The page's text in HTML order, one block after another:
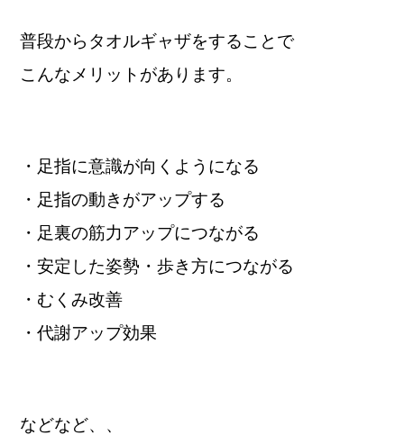
普段からタオルギャザをすることで
こんなメリットがあります。
・足指に意識が向くようになる
・足指の動きがアップする
・足裏の筋力アップにつながる
・安定した姿勢・歩き方につながる
・むくみ改善
・代謝アップ効果
などなど、、